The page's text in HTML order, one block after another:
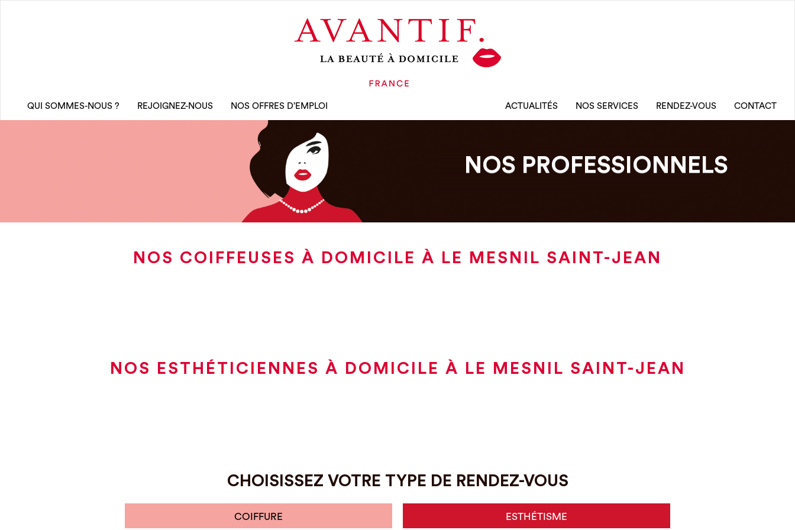
QUI SOMMES-NOUS ? REJOIGNEZ-NOUS NOS OFFRES D’EMPLOI ACTUALITÉS NOS SERVICES RENDEZ-VOUS CONTACT
NOS PROFESSIONNELS
NOS COIFFEUSES À DOMICILE À LE MESNIL SAINT-JEAN
NOS ESTHÉTICIENNES À DOMICILE À LE MESNIL SAINT-JEAN
CHOISISSEZ VOTRE TYPE DE RENDEZ-VOUS
COIFFURE ESTHÉTISME